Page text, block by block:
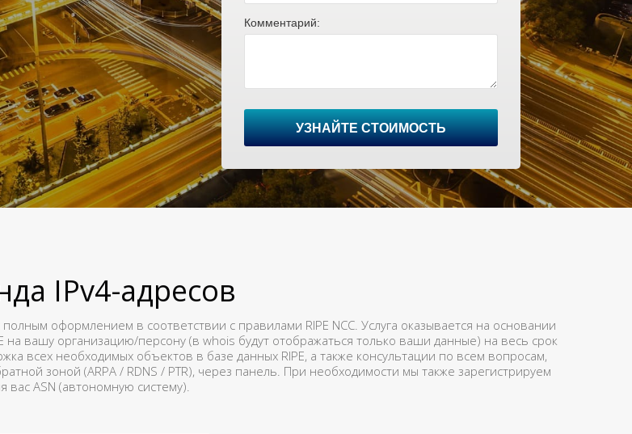
Комментарий:
УЗНАЙТЕ СТОИМОСТЬ
IPv4-адресов
оформлением в соответствии с правилами RIPE NCC. Услуга оказывается на основании
вашу организацию/персону (в whois будут отображаться только ваши данные) на весь срок
всех необходимых объектов в базе данных RIPE, а также консультации по всем вопросам,
зоной (ARPA / RDNS / PTR), через панель. При необходимости мы также зарегистрируем
вас ASN (автономную систему).